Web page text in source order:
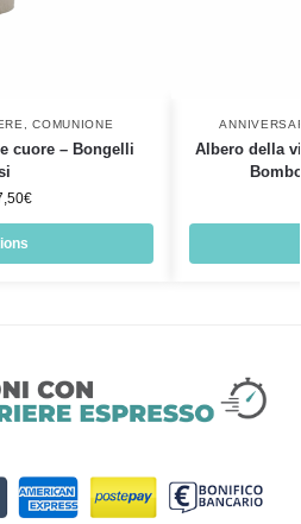
,COMUNIONE
cuore – Bongelli
€
Albero della